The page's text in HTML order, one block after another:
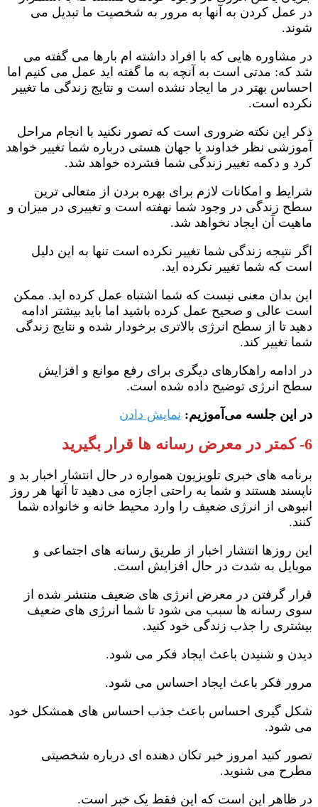
در عمل کردن به آنها به مرور به شخصیت ما تبدیل می
شوند.
در مشاوره هایی که با افراد داشته ام بارها می گفته می
شد که: مدتی است به آنچه به ما گفته اید عمل می کنیم اما
احساس بهتر در ما ایجاد نشده است و نتایج زندگی ما تغییر
نکرده است.
ذکر این نکته ضروری است که تصور نکنید با انجام مراحل
آموزشی نظر خداوند یا جهان هستی درباره شما تغییر خواهد
کرد و دکمه تغییر زندگی شما فشرده خواهد شد.
شرایط و امکانات لازم برای بهره بردن از متعالی ترین
سطح زندگی در وجود شما نهفته است و تغییری در میزان و
ماهیت آن ایجاد نخواهد شد.
اگر نتیجه زندگی شما تغییر نکرده است تنها به این دلیل
است که شما تغییر نکرده اید.
این بدان معنی نیست که شما اشتباه عمل کرده اید. ممکن
است عالی و صحیح عمل کرده باشید اما باید بیشتر ادامه
دهید تا از سطح انرژی بالاتری برخودار شده و نتایج زندگی
شما تغییر کند.
در ادامه راهکارهای دیگری برای رفع موانع و افزایش
سطح انرژی توضیح داده شده است.
در این جلسه می‌آموزیم: نمایش دادن
6- کمتر در معرض رسانه ها قرار بگیرید
برنامه های خبری تلویزیون همواره در حال انتشار اخبار بد و
ناپسند هستند و شما به راحتی اجازه می دهید تا آنها هر روز
انبوهی از انرژی ضعیف را وارد محیط خانه و خانواده شما
کنند.
این روزها انتشار اخبار از طریق رسانه های اجتماعی و
موبایل به شدت در حال افزایش است.
قرار گرفتن در معرض انرژی های ضعیف منتشر شده از
سوی رسانه ها سبب می شود تا شما انرژی های ضعیف
بیشتری را جذب زندگی خود کنید.
دیدن و شنیدن باعث ایجاد فکر می شود.
مرور فکر باعث ایجاد احساس می شود.
شکل گیری احساس باعث جذب احساس های همشکل خود
می شود.
تصور کنید امروز خبر تکان دهنده ای درباره شخصیتی
مطرح می شنوید.
در ظاهر این است که این فقط یک خبر است.